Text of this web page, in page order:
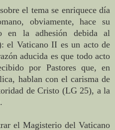
el tema se enriquece día
obviamente, hace su
en la adhesión debida al
el Vaticano II es un acto de
aducida es que todo acto
por Pastores que, en
hablan con el carisma de
de Cristo (LG 25), a la
el Magisterio del Vaticano